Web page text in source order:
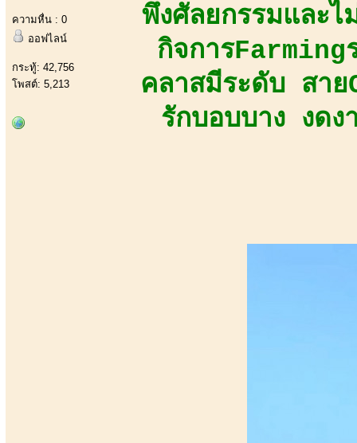
ความหื่น : 0
ออฟไลน์
กระทู้: 42,756
โพสต์: 5,213
พึ่งศัลยกรรมและไ
กิจการ
คลาสมีระดับ สาย
รักบอบบาง งด